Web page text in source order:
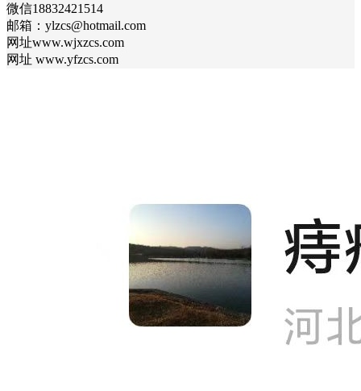
微信18832421514
邮箱：ylzcs@hotmail.com
网址www.wjxzcs.com
网址 www.yfzcs.com